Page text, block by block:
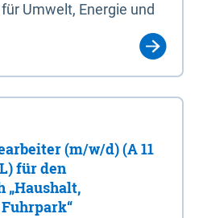
Umwelt, Energie und
(m/w/d) (A 11
für den
„Haushalt,